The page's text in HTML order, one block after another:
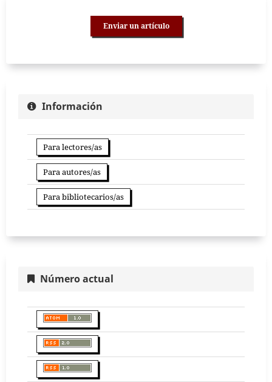
Enviar un artículo
Información
Para lectores/as
Para autores/as
Para bibliotecarios/as
Número actual